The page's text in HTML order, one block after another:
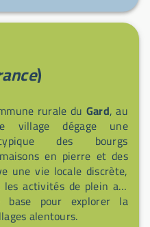
et sanitaires sont
et août ; le camping
compagnie. Sur place :
d'immatriculation), et
l'accès
≤ 3,5 t. À proximité se
("Le Foyer" à ~700
(Pélardon AOP, miel,
pour goûter aux
)
rurale du Gard, au
village dégage une
des bourgs
en pierre et des
une vie locale discrète,
activités de plein air.
pour explorer la
alentours.